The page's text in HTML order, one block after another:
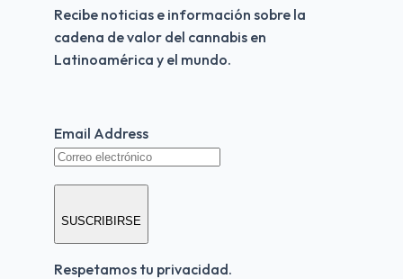
Recibe noticias e información sobre la
cadena de valor del cannabis en
Latinoamérica y el mundo.
Email Address
SUSCRIBIRSE
Respetamos tu privacidad.